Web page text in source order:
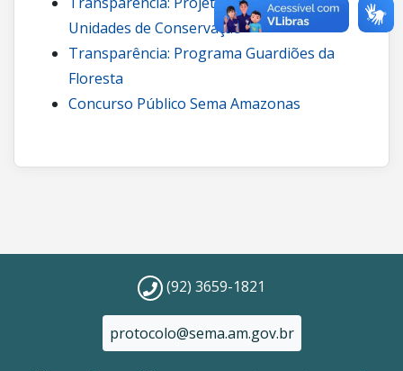
Unidades de Conservação
Transparência: Programa Guardiões da
Floresta
Concurso Público Sema Amazonas
(92) 3659-1821
protocolo@sema.am.gov.br